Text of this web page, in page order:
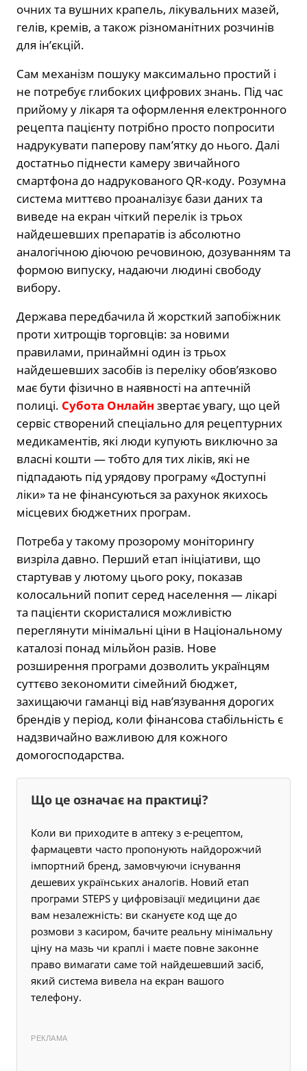
очних та вушних крапель, лікувальних мазей,
гелів, кремів, а також різноманітних розчинів
для ін’єкцій.
Сам механізм пошуку максимально простий і
не потребує глибоких цифрових знань. Під час
прийому у лікаря та оформлення електронного
рецепта пацієнту потрібно просто попросити
надрукувати паперову пам’ятку до нього. Далі
достатньо піднести камеру звичайного
смартфона до надрукованого QR-коду. Розумна
система миттєво проаналізує бази даних та
виведе на екран чіткий перелік із трьох
найдешевших препаратів із абсолютно
аналогічною діючою речовиною, дозуванням та
формою випуску, надаючи людині свободу
вибору.
Держава передбачила й жорсткий запобіжник
проти хитрощів торговців: за новими
правилами, принаймні один із трьох
найдешевших засобів із переліку обов’язково
має бути фізично в наявності на аптечній
полиці. Субота Онлайн звертає увагу, що цей
сервіс створений спеціально для рецептурних
медикаментів, які люди купують виключно за
власні кошти — тобто для тих ліків, які не
підпадають під урядову програму «Доступні
ліки» та не фінансуються за рахунок якихось
місцевих бюджетних програм.
Потреба у такому прозорому моніторингу
визріла давно. Перший етап ініціативи, що
стартував у лютому цього року, показав
колосальний попит серед населення — лікарі
та пацієнти скористалися можливістю
переглянути мінімальні ціни в Національному
каталозі понад мільйон разів. Нове
розширення програми дозволить українцям
суттєво зекономити сімейний бюджет,
захищаючи гаманці від нав’язування дорогих
брендів у період, коли фінансова стабільність є
надзвичайно важливою для кожного
домогосподарства.
Що це означає на практиці?
Коли ви приходите в аптеку з е-рецептом,
фармацевти часто пропонують найдорожчий
імпортний бренд, замовчуючи існування
дешевих українських аналогів. Новий етап
програми STEPS у цифровізації медицини дає
вам незалежність: ви скануєте код ще до
розмови з касиром, бачите реальну мінімальну
ціну на мазь чи краплі і маєте повне законне
право вимагати саме той найдешевший засіб,
який система вивела на екран вашого
телефону.
РЕКЛАМА